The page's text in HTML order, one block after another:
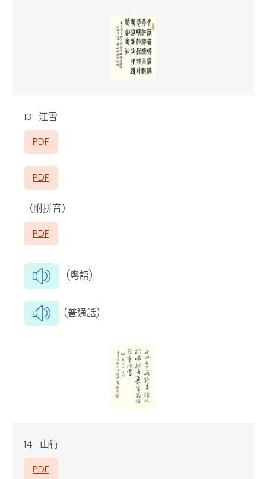
13 江雪
PDF
PDF
（附拼音）
PDF
(粵語)
(普通話)
14 山行
PDF